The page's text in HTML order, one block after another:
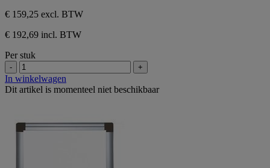
€ 159,25 excl. BTW
€ 192,69 incl. BTW
Per stuk
- +
In winkelwagen
Dit artikel is momenteel niet beschikbaar